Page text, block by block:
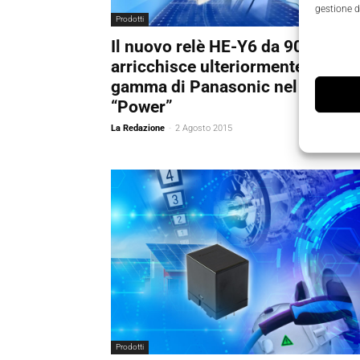
gestione
Prodotti
Il nuovo relè HE-Y6 da 90A
arricchisce ulteriormente la
gamma di Panasonic nel mondo
“Power”
La Redazione - 2 Agosto 2015
Prodotti